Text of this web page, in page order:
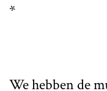
*
We hebben de